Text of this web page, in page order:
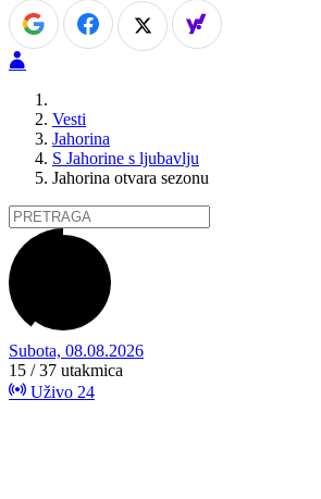
Vesti
Jahorina
S Jahorine s ljubavlju
Jahorina otvara sezonu
Subota, 08.08.2026
15 / 37 utakmica
Uživo 24